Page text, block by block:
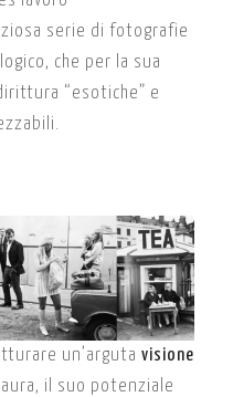
serie di fotografie
che per la sua
“esotiche” e
un’arguta visione
il suo potenziale